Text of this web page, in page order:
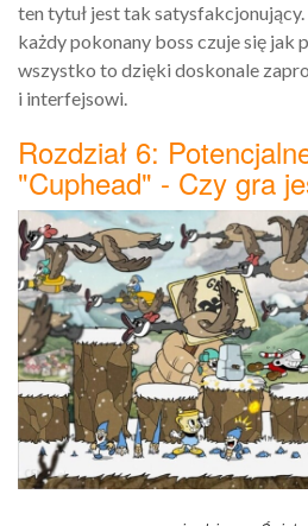
ten tytuł jest tak
każdy pokonany boss czuje się jak
wszystko to dzięki doskonale
i interfejsowi.
Rozdział 6:
"Cuphead" - Czy gra